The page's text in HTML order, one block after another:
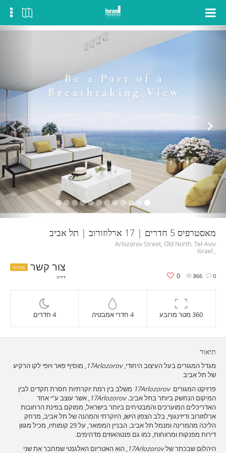
מאסטרפיס 5 חדרים | 17 ארלוזורוב | תל אביב
Arlozorov Street, Old North, Tel-Aviv
צור קשר מכירה
דירה
866 0
0
4 חדרים 4 חדרי אמבטיה 360 מטר מרובע
תיאור
מגדל המגורים בעל העיצוב היחודי,17Arlozorov, מוסיף פאר ויופי לקו הרקיע
של תל אביב
פרויקט המגורים17Arlozorov משלב בין רמת יוקרתיות חסרת תקדים לבין
המיקום הנחשק ביותר בתל אביב.17Arlozorov, אשר עוצב ע"י אחד
האדריכלים המוערכים והמבטיחים ביותר בישראל, ממוקם בפינת הרחובות
ארלוזורוב ודיזינגוף, בלב הצפון הישן, היוקרתי והמהנה של תל אביב, מרחק
הליכה מהמרינה ומנמל תל אביב. הבניין המפואר, על 29 קומותיו, מכיל מגוון
דירות מפנקות ומרווחות, כמו גם פנטהאוזים מדהימים.
היהלום שבכתר של17Arlozorov, הוא האטריום האלגנטי שמחבר את שני